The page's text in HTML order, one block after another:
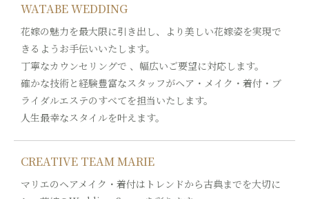
WATABE WEDDING
花嫁の魅力を最大限に引き出し、より美しい花嫁姿を実現で
きるようお手伝いいたします。
丁寧なカウンセリングで 、幅広いご要望に対応します。
確かな技術と経験豊富なスタッフがヘア・メイク・着付・ブ
ライダルエステのすべてを担当いたします。
人生最幸なスタイルを叶えます。
CREATIVE TEAM MARIE
マリエのヘアメイク・着付はトレンドから古典までを大切に